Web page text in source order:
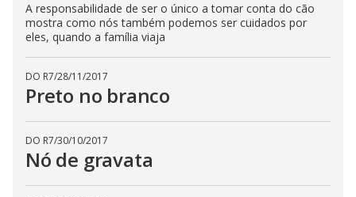
A responsabilidade de ser o único a tomar conta do cão
mostra como nós também podemos ser cuidados por
eles, quando a família viaja
DO R7/28/11/2017
Preto no branco
DO R7/30/10/2017
Nó de gravata